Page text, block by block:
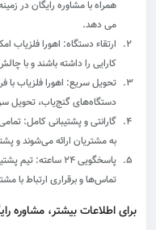
همراه با مشاوره رایگان در
می دهد.
ارتقاء دستگاه: اهورا فلزیاب
کارایی را داشته باشند و با
تحویل سریع: اهورا فلزیاب
دستگاه‌های گنج‌یاب، تحویل
گارانتی و پشتیبانی کامل:
به مشتریان ارائه می‌شوند و
پاسخگویی ۲۴ ساعته:
تیم
تماس‌ها و برقراری ارتباط با
برای اطلاعات بیشتر، مشاوره